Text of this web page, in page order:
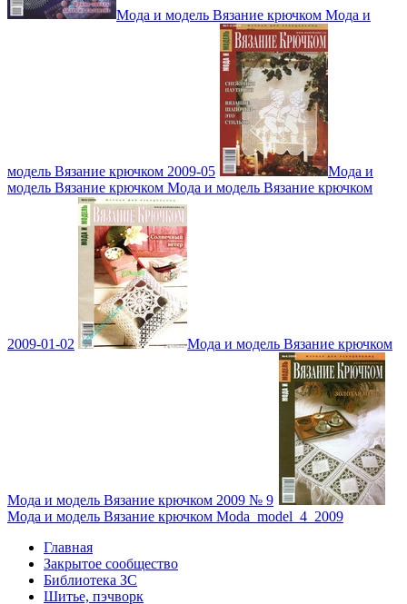
Мода и модель Вязание крючком Мода и
модель Вязание крючком 2009-05
Мода и
модель Вязание крючком Мода и модель Вязание крючком
2009-01-02 Мода и модель Вязание крючком
Мода и модель Вязание крючком 2009 № 9
Мода и модель Вязание крючком Moda_model_4_2009
Главная
Закрытое сообщество
Библиотека ЗС
Шитье, пэчворк